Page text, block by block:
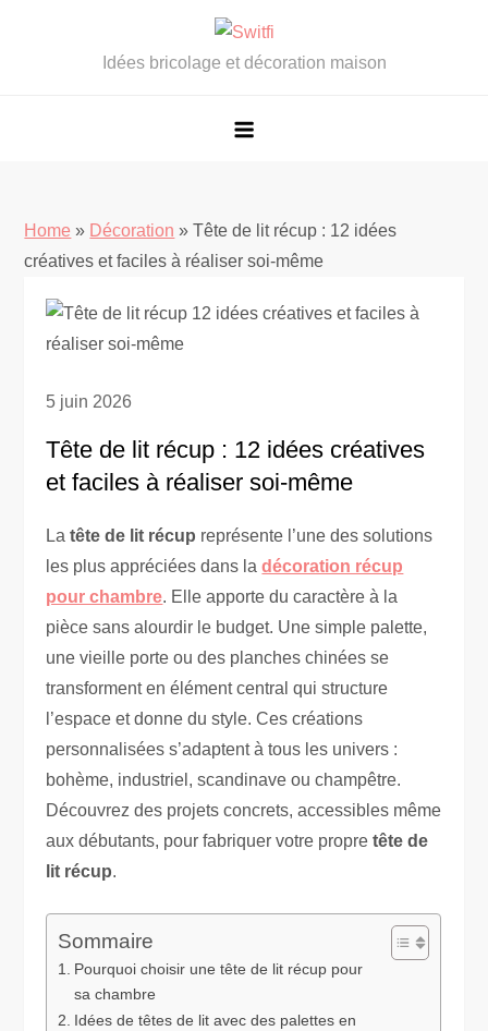
Idées bricolage et décoration maison
Home » Décoration » Tête de lit récup : 12 idées
créatives et faciles à réaliser soi-même
5 juin 2026
Tête de lit récup : 12 idées créatives
et faciles à réaliser soi-même
Latête de lit récup représente l’une des solutions
les plus appréciées dans ladécoration récup
pour chambre. Elle apporte du caractère à la
pièce sans alourdir le budget. Une simple palette,
une vieille porte ou des planches chinées se
transforment en élément central qui structure
l’espace et donne du style. Ces créations
personnalisées s’adaptent à tous les univers :
bohème, industriel, scandinave ou champêtre.
Découvrez des projets concrets, accessibles même
aux débutants, pour fabriquer votre propretête de
lit récup.
Sommaire
Pourquoi choisir une tête de lit récup pour
sa chambre
Idées de têtes de lit avec des palettes en